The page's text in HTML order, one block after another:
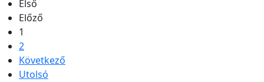
Első
Előző
1
2
Következő
Utolsó